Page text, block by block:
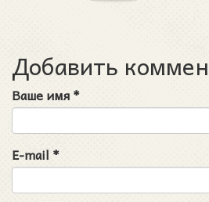
Добавить
Ваше имя*
E-mail *